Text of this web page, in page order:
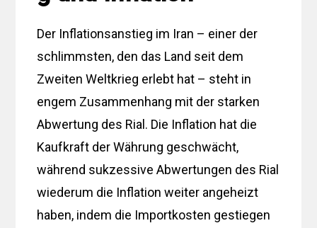
Der Inflationsanstieg im Iran – einer der
schlimmsten, den das Land seit dem
Zweiten Weltkrieg erlebt hat – steht in
engem Zusammenhang mit der starken
Abwertung des Rial. Die Inflation hat die
Kaufkraft der Währung geschwächt,
während sukzessive Abwertungen des Rial
wiederum die Inflation weiter angeheizt
haben, indem die Importkosten gestiegen